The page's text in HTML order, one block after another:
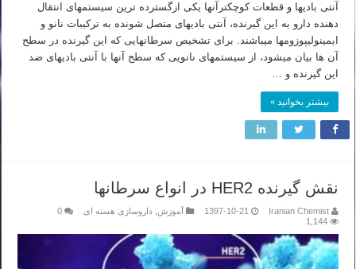
آنتی بادی­ها و قطعات کوچکترآن­ها یکی ازگسترده ترین سیستم­های انتقال
دهنده دارو به این گیرنده، آنتی بادی­های متصل شونده به ترکیبات نانو و
ایمینولیپوزوم­ها می­باشند. برای تشخیص سرطان­هایی که این گیرنده در سطح
آن ها بیان می­شود، از سیستم­های نانویی که سطح آن­ها با آنتی بادی­های ضد
این گیرنده و …
بیشتر بخوانید »
نقش گیرنده HER2 در انواع سرطانها
Iranian Chemist
1397-10-21 آموزش داروسازی هسته ای
0
1,144